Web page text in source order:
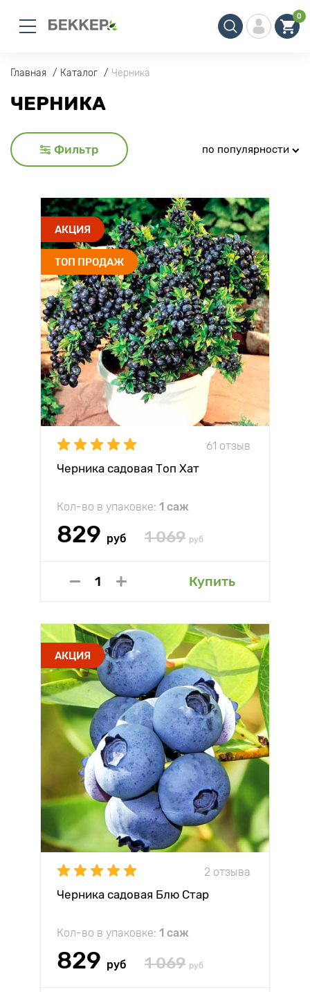
0
Главная Каталог Черника
ЧЕРНИКА
Фильтр по популярности
АКЦИЯ
ТОП ПРОДАЖ
61 отзыв
Черника садовая Топ Хат
Кол-во в упаковке: 1 саж
829 руб 1 069 руб
Купить
АКЦИЯ
2 отзыва
Черника садовая Блю Стар
Кол-во в упаковке: 1 саж
829 руб 1 069 руб